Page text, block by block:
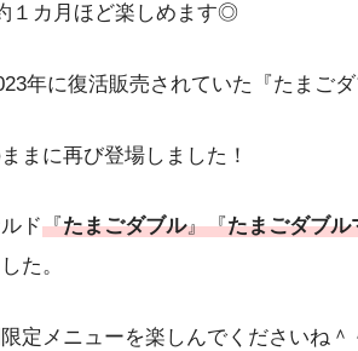
１カ月ほど楽しめます◎
年に復活販売されていた『たまご
まに再び登場しました！
ド『たまごダブル』『たまごダブル
た。
定メニューを楽しんでくださいね＾